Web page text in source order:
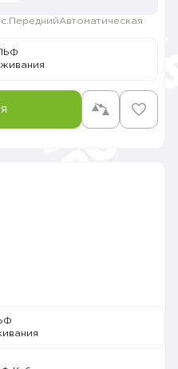
ПереднийАвтоматическая